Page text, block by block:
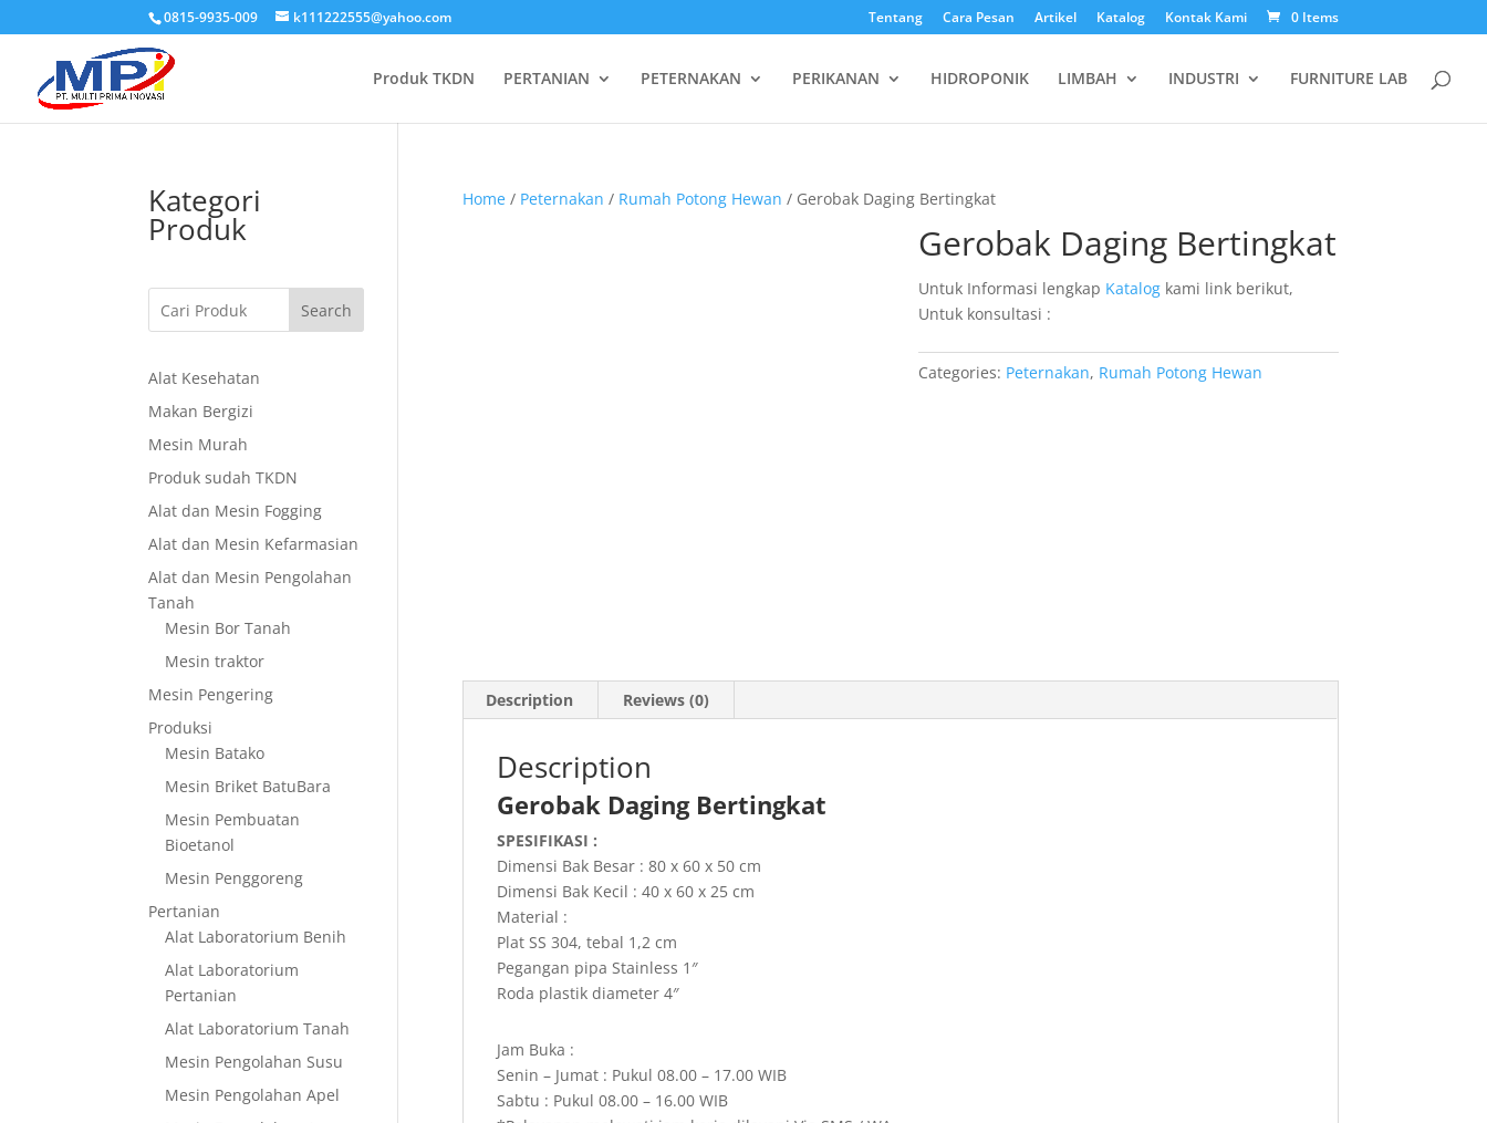
0815-9935-009 k111222555@yahoo.com Tentang Cara Pesan Artikel Katalog Kontak Kami 0 Items
Produk TKDN PERTANIAN PETERNAKAN PERIKANAN HIDROPONIK LIMBAH INDUSTRI FURNITURE LAB
Home/ Peternakan / Rumah Potong Hewan / Gerobak Daging Bertingkat
Gerobak Daging Bertingkat
Untuk Informasi lengkap Katalogkami link berikut,
Untuk konsultasi :
Categories: Peternakan, Rumah Potong Hewan
Description Reviews (0)
Description
Gerobak Daging Bertingkat
SPESIFIKASI :
Dimensi Bak Besar : 80 x 60 x 50 cm
Dimensi Bak Kecil : 40 x 60 x 25 cm
Material :
Plat SS 304, tebal 1,2 cm
Pegangan pipa Stainless 1″
Roda plastik diameter 4″
Jam Buka :
Senin – Jumat : Pukul 08.00 – 17.00 WIB
Sabtu : Pukul 08.00 – 16.00 WIB
Kategori
Produk
Search
Alat Kesehatan
Makan Bergizi
Mesin Murah
Produk sudah TKDN
Alat dan Mesin Fogging
Alat dan Mesin Kefarmasian
Alat dan Mesin Pengolahan
Tanah
Mesin Bor Tanah
Mesin traktor
Mesin Pengering
Produksi
Mesin Batako
Mesin Briket BatuBara
Mesin Pembuatan
Bioetanol
Mesin Penggoreng
Pertanian
Alat Laboratorium Benih
Alat Laboratorium
Pertanian
Alat Laboratorium Tanah
Mesin Pengolahan Susu
Mesin Pengolahan Apel